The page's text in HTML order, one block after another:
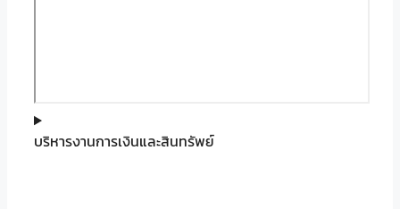
บริหารงานการเงินและสินทรัพย์